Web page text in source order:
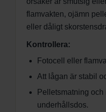
flamvakten, ojämn
eller dåligt
Kontrollera:
Fotocell eller
Att lågan är stabil
Pelletsmatning
underhållsdos.